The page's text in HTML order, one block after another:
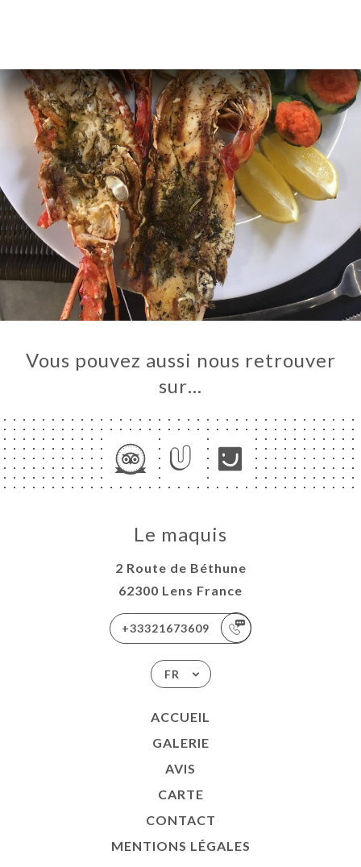
Vous pouvez aussi nous retrouver
sur…
Le maquis
2 Route de Béthune
62300 Lens France
+33321673609
FR
ACCUEIL
GALERIE
AVIS
CARTE
CONTACT
MENTIONS LÉGALES